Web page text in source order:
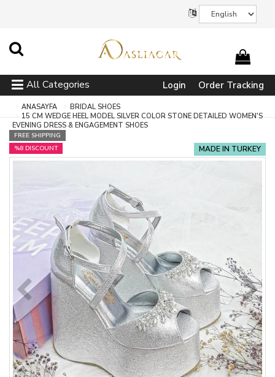
All Categories Login Order Tracking
ANASAYFA
BRIDAL SHOES
15 CM WEDGE HEEL MODEL SILVER COLOR STONE DETAILED WOMEN'S
EVENING DRESS & ENGAGEMENT SHOES
FREE SHIPPING
%8 DISCOUNT
MADE IN TURKEY